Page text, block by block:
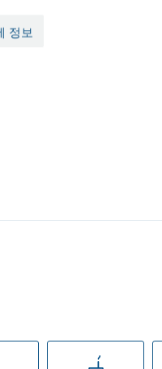
정보